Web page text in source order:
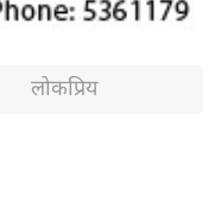
लोकप्रिय